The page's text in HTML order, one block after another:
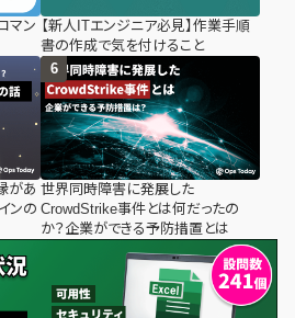
マン 【新人ITエンジニア必見】作業手順
書の作成で気を付けること
があ
ンの
世界同時障害に発展した
CrowdStrike事件とは何だったの
か？企業ができる予防措置とは